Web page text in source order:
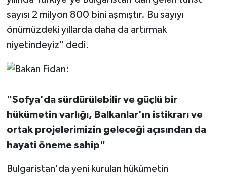
sayısı 2 milyon 800 bini aşmıştır. Bu sayıyı
önümüzdeki yıllarda daha da artırmak
niyetindeyiz" dedi.
"Sofya'da sürdürülebilir ve güçlü bir
hükümetin varlığı, Balkanlar'ın istikrarı ve
ortak projelerimizin geleceği açısından da
hayati öneme sahip"
Bulgaristan'da yeni kurulan hükümetin